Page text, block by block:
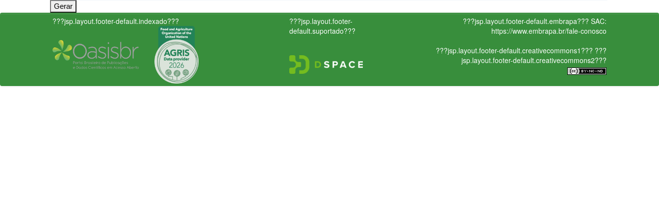
???jsp.layout.footer-default.indexado???
???jsp.layout.footer-
default.suportado???
???jsp.layout.footer-default.embrapa??? SAC:
https://www.embrapa.br/fale-conosco
???jsp.layout.footer-default.creativecommons1??? ???
jsp.layout.footer-default.creativecommons2???